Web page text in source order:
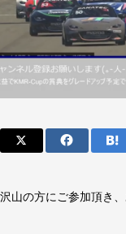
沢山の方にご参加頂き